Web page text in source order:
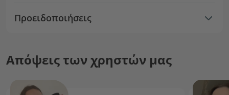
Προειδοποιήσεις
Απόψεις των χρηστών μας